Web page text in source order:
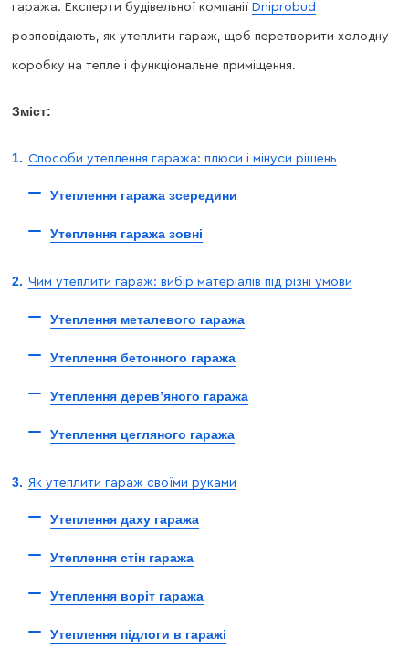
гаража. Експерти будівельної компанії Dniprobud
розповідають, як утеплити гараж, щоб перетворити холодну
коробку на тепле і функціональне приміщення.
Зміст:
Способи утеплення гаража: плюси і мінуси рішень
Утеплення гаража зсередини
Утеплення гаража зовні
Чим утеплити гараж: вибір матеріалів під різні умови
Утеплення металевого гаража
Утеплення бетонного гаража
Утеплення дерев’яного гаража
Утеплення цегляного гаража
Як утеплити гараж своїми руками
Утеплення даху гаража
Утеплення стін гаража
Утеплення воріт гаража
Утеплення підлоги в гаражі